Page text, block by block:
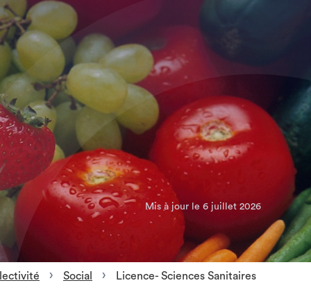
Mis à jour le 6 juillet 2026
Social
Licence- Sciences Sanitaires